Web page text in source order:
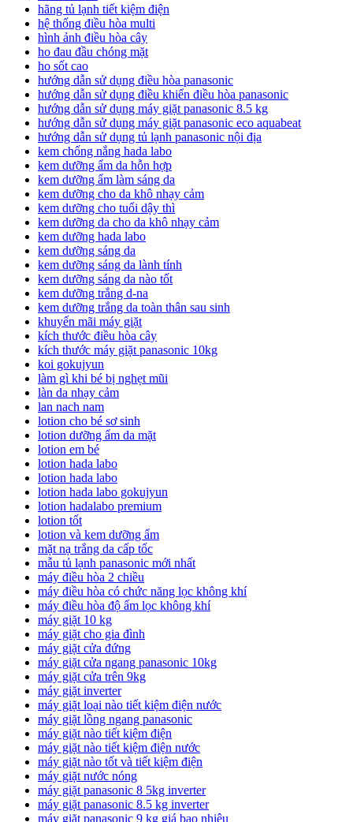
hãng tủ lạnh tiết kiệm điện
hệ thống điều hòa multi
hình ảnh điều hòa cây
ho đau đầu chóng mặt
ho sốt cao
hướng dẫn sử dụng điều hòa panasonic
hướng dẫn sử dụng điều khiển điều hòa panasonic
hướng dẫn sử dụng máy giặt panasonic 8.5 kg
hướng dẫn sử dụng máy giặt panasonic eco aquabeat
hướng dẫn sử dụng tủ lạnh panasonic nội địa
kem chống nắng hada labo
kem dưỡng ẩm da hỗn hợp
kem dưỡng ẩm làm sáng da
kem dưỡng cho da khô nhạy cảm
kem dưỡng cho tuổi dậy thì
kem dưỡng da cho da khô nhạy cảm
kem dưỡng hada labo
kem dưỡng sáng da
kem dưỡng sáng da lành tính
kem dưỡng sáng da nào tốt
kem dưỡng trắng d-na
kem dưỡng trắng da toàn thân sau sinh
khuyến mãi máy giặt
kích thước điều hòa cây
kích thước máy giặt panasonic 10kg
koi gokujyun
làm gì khi bé bị nghẹt mũi
làn da nhạy cảm
lan nach nam
lotion cho bé sơ sinh
lotion dưỡng ẩm da mặt
lotion em bé
lotion hada labo
lotion hada labo
lotion hada labo gokujyun
lotion hadalabo premium
lotion tốt
lotion và kem dưỡng ẩm
mặt nạ trắng da cấp tốc
mẫu tủ lạnh panasonic mới nhất
máy điều hòa 2 chiều
máy điều hòa có chức năng lọc không khí
máy điều hòa độ ẩm lọc không khí
máy giặt 10 kg
máy giặt cho gia đình
máy giặt cửa đứng
máy giặt cửa ngang panasonic 10kg
máy giặt cửa trên 9kg
máy giặt inverter
máy giặt loại nào tiết kiệm điện nước
máy giặt lồng ngang panasonic
máy giặt nào tiết kiệm điện
máy giặt nào tiết kiệm điện nước
máy giặt nào tốt và tiết kiệm điện
máy giặt nước nóng
máy giặt panasonic 8 5kg inverter
máy giặt panasonic 8.5 kg inverter
máy giặt panasonic 9 kg giá bao nhiêu